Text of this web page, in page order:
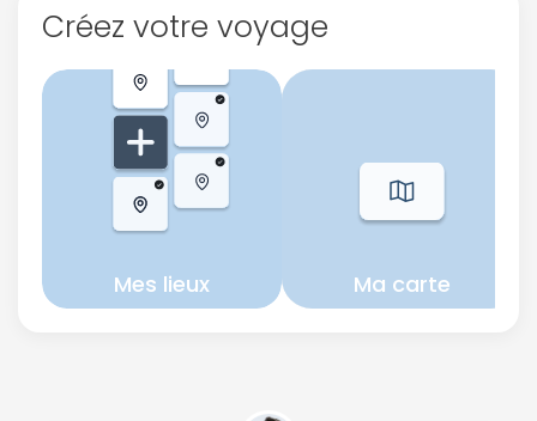
Créez votre voyage
Mes lieux Ma carte